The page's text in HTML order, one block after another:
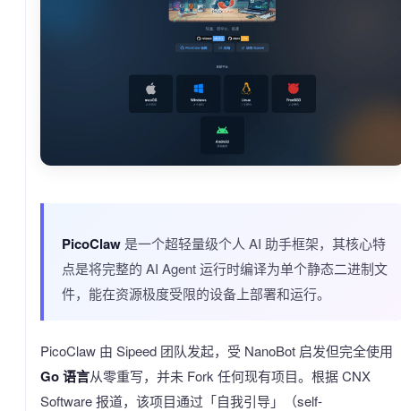
PicoClaw 是一个超轻量级个人 AI 助手框架，其核心特
点是将完整的 AI Agent 运行时编译为单个静态二进制文
件，能在资源极度受限的设备上部署和运行。
PicoClaw 由 Sipeed 团队发起，受 NanoBot 启发但完全使用
Go 语言从零重写，并未 Fork 任何现有项目。根据 CNX
Software 报道，该项目通过「自我引导」（self-